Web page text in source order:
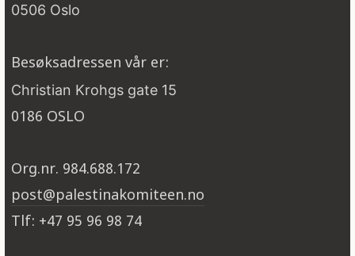
0506 Oslo
Besøksadressen vår er:
Christian Krohgs gate 15
0186 OSLO
Org.nr. 984.688.172
post@palestinakomiteen.no
Tlf: +47 95 96 98 74